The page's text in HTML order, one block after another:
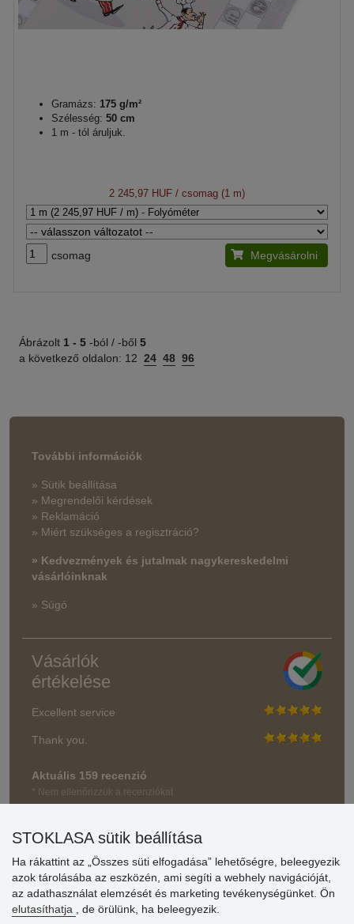
Gramázs: 175 g/m²
Szélesség: 50 cm
1 m - tól áruljuk.
2 245,97 HUF / csomag (1 m)
csomag Megvásárolni
Ábrázolt 1 - 5 -ból / -ből 5
a következő oldalon: 12 24 48 96
További információk
» Sütik beállítása
» Megrendelői kérdések
» Reklamáció
» Miért szükséges a regisztráció?
» Kedvezmények és jutalmak nagykereskedelmi
vásárlóinknak
» Súgó
Vásárlók
értékelése
Excellent service
Thank you.
Aktuális 159 recenzió
* Nem ellenőrizzük a recenziókat
STOKLASA sütik beállítása
Ha rákattint az „Összes süti elfogadása” lehetőségre, beleegyezik
azok tárolásába az eszközén, ami segíti a webhely navigációját,
az adathasználat elemzését és marketing tevékenységünket. Ön
elutasíthatja
, de örülünk, ha beleegyezik.